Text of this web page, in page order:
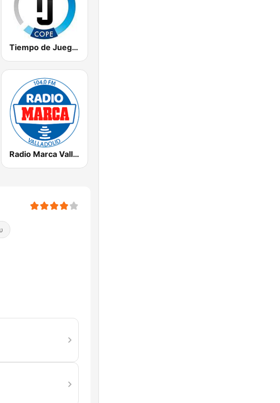
Tiempo de Juego Cope Directo 2
Radio Marca Valladolid